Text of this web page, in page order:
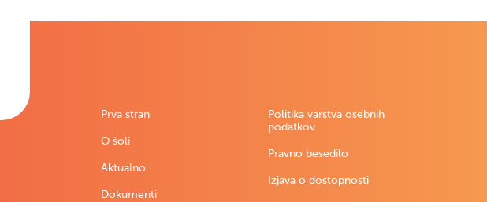
Prva stran
O šoli
Aktualno
Dokumenti
Politika varstva osebnih
podatkov
Pravno besedilo
Izjava o dostopnosti